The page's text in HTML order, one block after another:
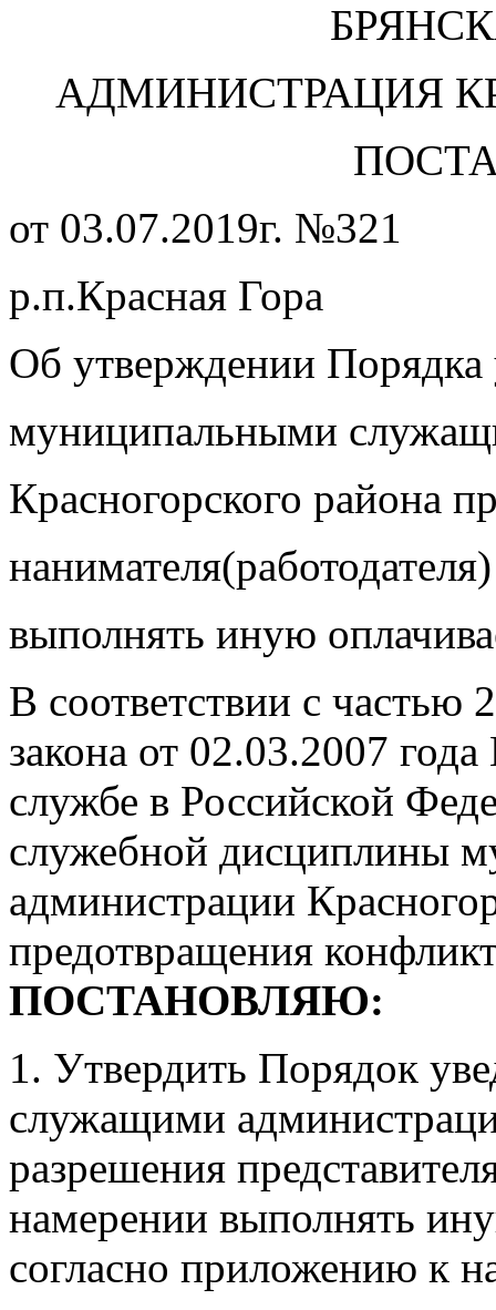
АДМИНИСТРАЦИЯ
от 03.07.2019г. №321
р.п.Красная Гора
Об утверждении Порядка
муниципальными
Красногорского района
выполнять иную
В соответствии с частью
закона от 02.03.2007
службе в Российской
служебной дисциплины
администрации
предотвращения
ПОСТАНОВЛЯЮ:
1. Утвердить Порядок
служащими
разрешения
намерении выполнять
согласно приложению к